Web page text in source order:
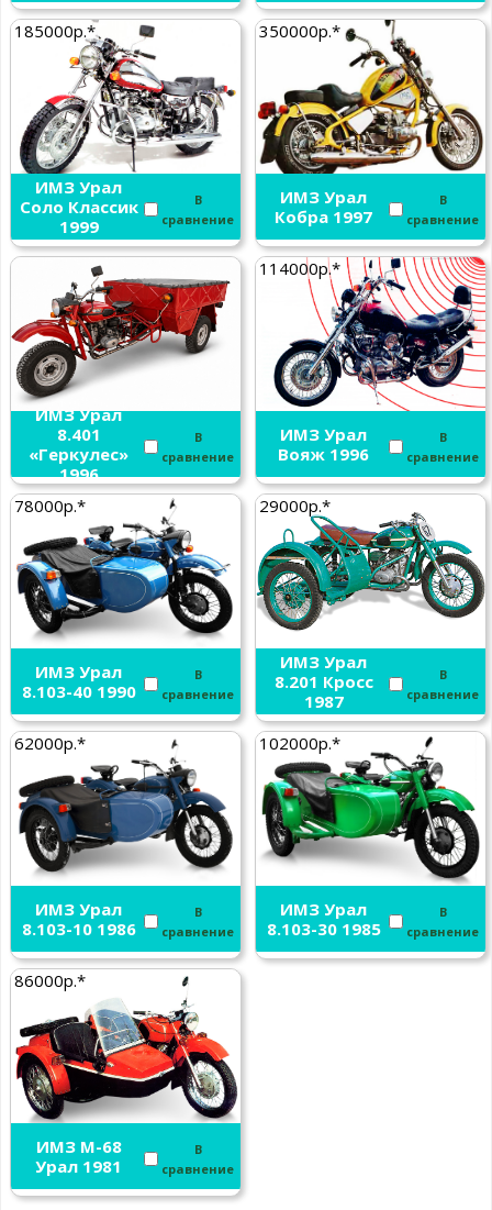
185000р.*
ИМЗ Урал
Соло Классик
1999
В
сравнение
350000р.*
ИМЗ Урал
Кобра 1997
В
сравнение
ИМЗ Урал
8.401
«Геркулес»
1996
В
сравнение
114000р.*
ИМЗ Урал
Вояж 1996
В
сравнение
78000р.*
ИМЗ Урал
8.103-40 1990
В
сравнение
29000р.*
ИМЗ Урал
8.201 Кросс
1987
В
сравнение
62000р.*
ИМЗ Урал
8.103-10 1986
В
сравнение
102000р.*
ИМЗ Урал
8.103-30 1985
В
сравнение
86000р.*
ИМЗ М-68
Урал 1981
В
сравнение